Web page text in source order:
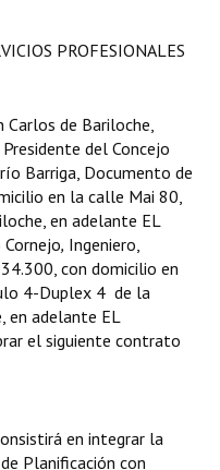
PROFESIONALES
Carlos de Bariloche,
del Concejo
Barriga, Documento de
en la calle Mai 80,
en adelante EL
Cornejo, Ingeniero,
con domicilio en
4-Duplex 4 de la
en adelante EL
el siguiente contrato
en integrar la
Planificación con